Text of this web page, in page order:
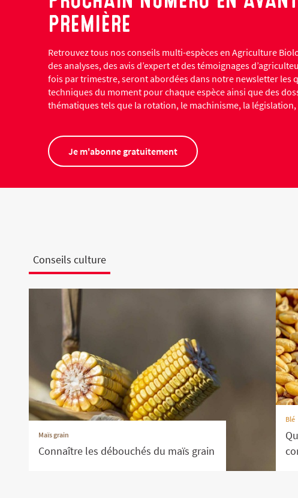
PREMIÈRE
Retrouvez tous nos conseils multi-espèces en Agriculture
des analyses, des avis d’expert et des témoignages
fois par trimestre, seront abordées dans notre newsletter les
techniques du moment pour chaque espèce ainsi que des
thématiques tels que la rotation, le machinisme, la législation,
Je m'abonne gratuitement
Conseils culture
Maïs grain
Connaître les débouchés du maïs grain
Blé